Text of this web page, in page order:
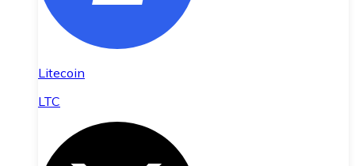
Litecoin
LTC